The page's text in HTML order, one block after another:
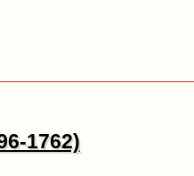
1762)